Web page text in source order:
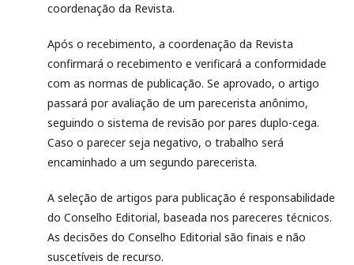
coordenação da Revista.
Após o recebimento, a coordenação da Revista
confirmará o recebimento e verificará a conformidade
com as normas de publicação. Se aprovado, o artigo
passará por avaliação de um parecerista anônimo,
seguindo o sistema de revisão por pares duplo-cega.
Caso o parecer seja negativo, o trabalho será
encaminhado a um segundo parecerista.
A seleção de artigos para publicação é responsabilidade
do Conselho Editorial, baseada nos pareceres técnicos.
As decisões do Conselho Editorial são finais e não
suscetíveis de recurso.